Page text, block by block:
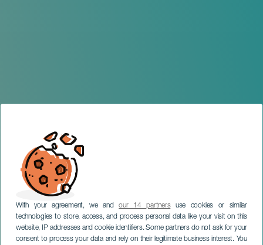
With your agreement, we andour 14 partnersuse cookies or similar
technologies to store, access, and process personal data like your visit on this
website, IP addresses and cookie identifiers. Some partners do not ask for your
consent to process your data and rely on their legitimate business interest. You